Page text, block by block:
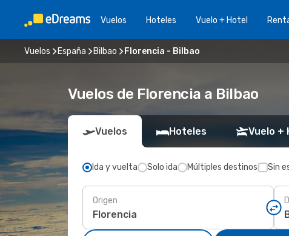
Vuelos Hoteles Vuelo + Hotel
Vuelos España Bilbao Florencia - Bilbao
Vuelos de Florencia a Bilbao
Vuelos Hoteles Vuelo +
Ida y vuelta Solo ida Múltiples destinos Sin
Origen